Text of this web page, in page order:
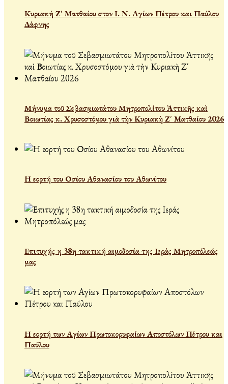
Κυριακή Ζ' Ματθαίου στον Ι. Ν. Αγίων Πέτρου και Παύλου
Δάφνης
Μήνυμα τοῦ Σεβασμιωτάτου Μητροπολίτου Ἀττικῆς καὶ
Βοιωτίας κ. Χρυσοστόμου γιὰ τὴν Κυριακὴ Ζ΄ Ματθαίου 2026
Η εορτή του Οσίου Αθανασίου του Αθωνίτου
Επιτυχής η 38η τακτική αιμοδοσία της Ιεράς Μητροπόλεώς
μας
Η εορτή των Αγίων Πρωτοκορυφαίων Αποστόλων Πέτρου και
Παύλου